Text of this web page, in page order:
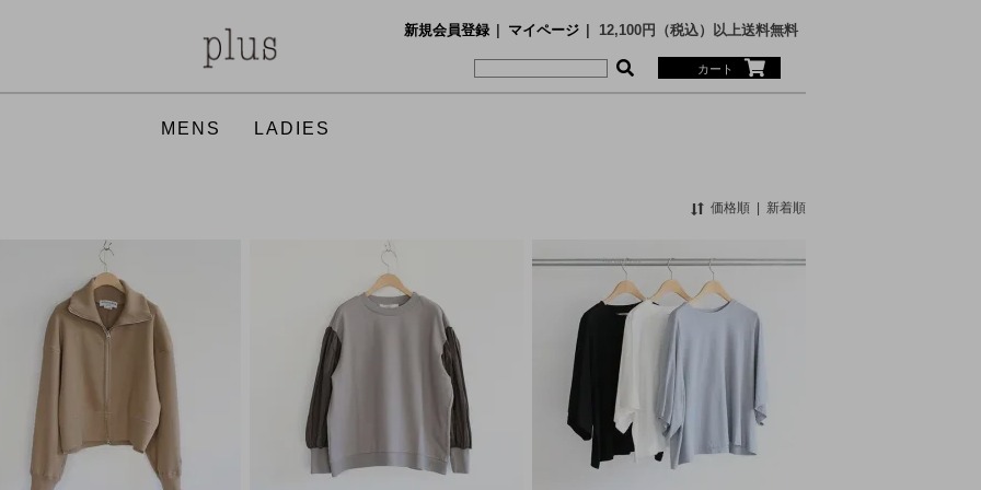
12,100円（税込）以上送料無料
マイページ
新規会員登録
カート
MENS LADIES
GOODS
FOOD
APOTHEKE FRAGRANCE CURLY
hint hint
JULY NINE KAPTAIN SUNSHINE
THE NORTH FACE PURPLE LABEL
SHOES
FRAGRANCE
APOTHEKE FRAGRANCE FilMelange
Honnete
KAPTAIN SUNSHINE Martin Faizey
NICO,nicholson&nicholson THE NORTH FACE PURPLE LABEL
価格順
新着順